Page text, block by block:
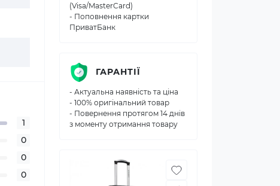
1
0
0
0
(Visa/MasterCard)
- Поповнення картки
ПриватБанк
ГАРАНТІЇ
- Актуальна наявність та ціна
- 100% оригінальний товар
- Повернення протягом 14 днів
з моменту отримання товару